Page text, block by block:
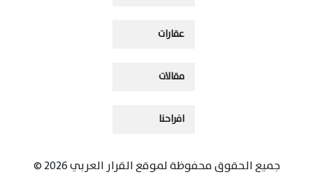
عقارات
مقالات
افراحنا
جميع الحقوق محفوظة لموقع القرار العربي 2026 ©